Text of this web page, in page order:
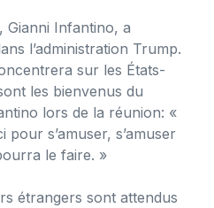
Gianni Infantino, a
l’administration Trump.
sur les États-
les bienvenus du
lors de la réunion: «
s’amuser, s’amuser
le faire. »
étrangers sont attendus